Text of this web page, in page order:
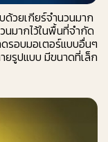
วยเกียร์จำนวนมาก
นมากไว้ในพื้นที่จำกัด
รอบมอเตอร์แบบอื่นๆ
ยรูปแบบ มีขนาดที่เล็ก